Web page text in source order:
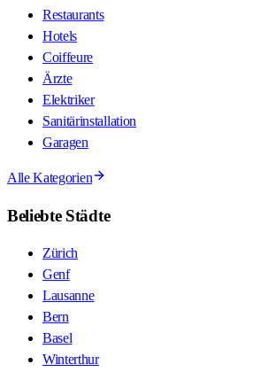
Restaurants
Hotels
Coiffeure
Ärzte
Elektriker
Sanitärinstallation
Garagen
Alle Kategorien
Beliebte Städte
Zürich
Genf
Lausanne
Bern
Basel
Winterthur